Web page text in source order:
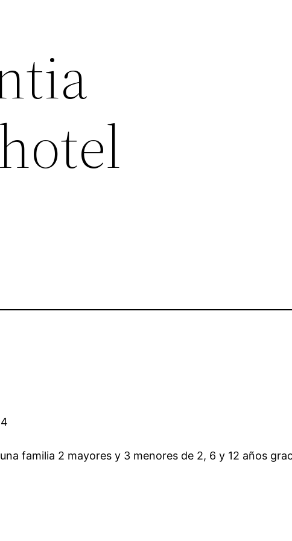
familia 2 mayores y 3 menores de 2, 6 y 12 años